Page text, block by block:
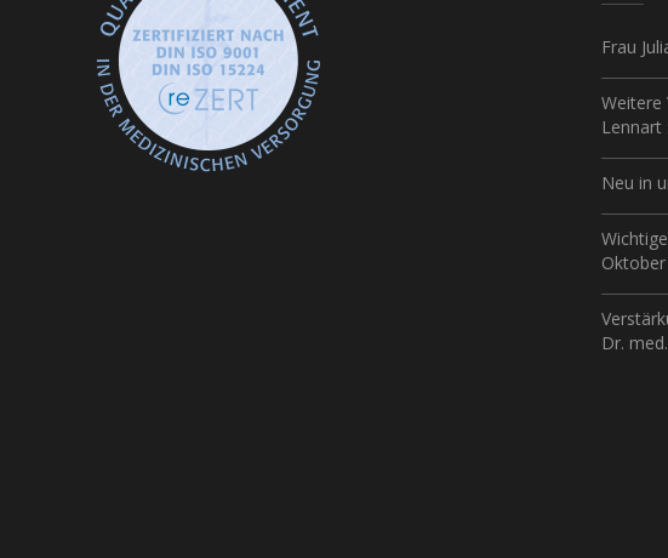
Frau
Weitere
Lennart
Neu in
Dr.